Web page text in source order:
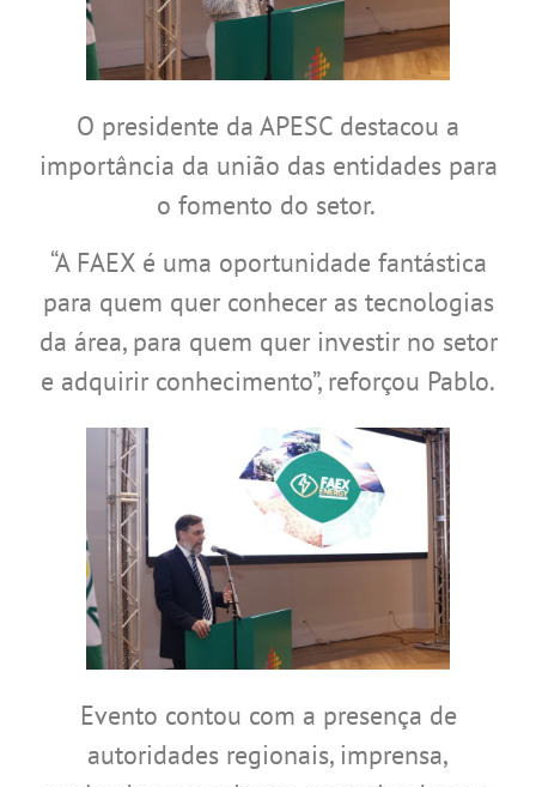
O presidente da APESC destacou a
importância da união das entidades para
o fomento do setor.
“A FAEX é uma oportunidade fantástica
para quem quer conhecer as tecnologias
da área, para quem quer investir no setor
e adquirir conhecimento”, reforçou Pablo.
Evento contou com a presença de
autoridades regionais, imprensa,